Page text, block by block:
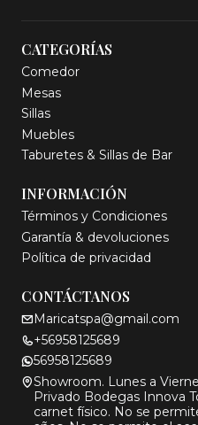
CATEGORÍAS
Comedor
Mesas
Sillas
Muebles
Taburetes & Sillas de Bar
INFORMACIÓN
Términos y Condiciones
Garantía & devoluciones
Política de privacidad
CONTÁCTANOS
Maricatspa@gmail.com
+56958125689
56958125689
Showroom. Lunes a
Privado Bodegas Innova
carnet físico. No se